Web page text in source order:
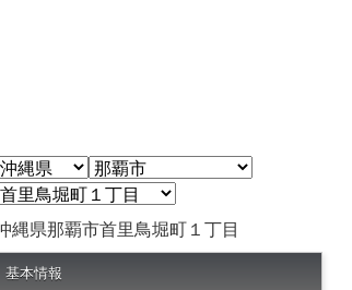
縄県那覇市首里鳥堀町１丁目
基本情報